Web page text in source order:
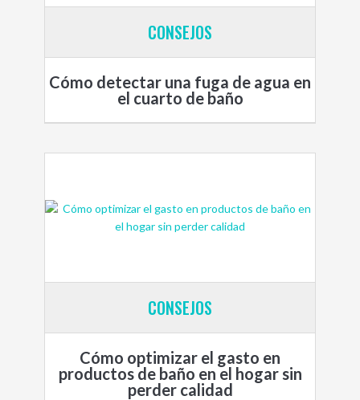
CONSEJOS
Cómo detectar una fuga de agua en
el cuarto de baño
CONSEJOS
Cómo optimizar el gasto en
productos de baño en el hogar sin
perder calidad